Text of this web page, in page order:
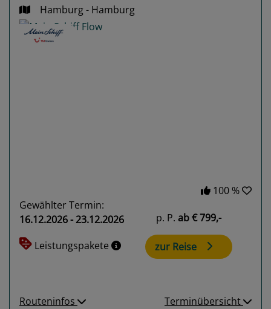
Hamburg - Hamburg
100 %
Gewählter Termin:
16.12.2026 - 23.12.2026
Leistungspakete
p. P. ab€ 799,-
zur Reise
Routeninfos Terminübersicht